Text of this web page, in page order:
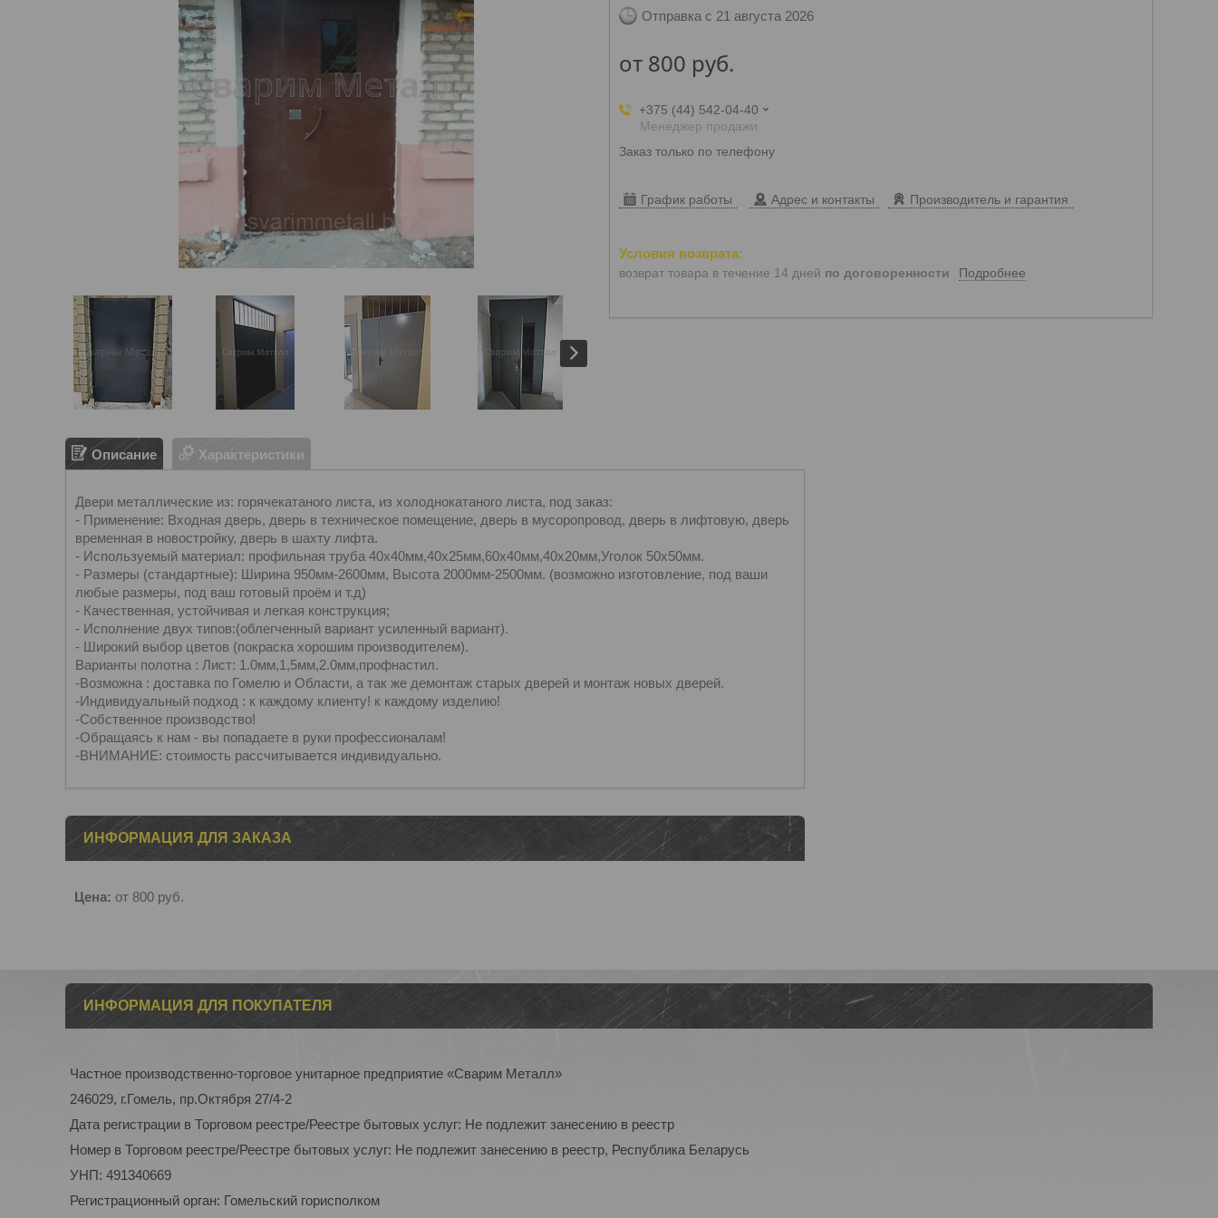
Отправка с 21 августа 2026
от 800 руб.
+375 (44) 542-04-40
Менеджер продажи
Заказ только по телефону
График работы Адрес и контакты Производитель и гарантия
возврат товара в течение 14 дней по договоренности Подробнее
Описание Характеристики
Двери металлические из: горячекатаного листа, из холоднокатаного листа, под заказ:
- Применение: Входная дверь, дверь в техническое помещение, дверь в мусоропровод, дверь в лифтовую, дверь
временная в новостройку, дверь в шахту лифта.
- Используемый материал: профильная труба 40х40мм,40х25мм,60х40мм,40х20мм,Уголок 50х50мм.
- Размеры (стандартные): Ширина 950мм-2600мм, Высота 2000мм-2500мм. (возможно изготовление, под ваши
любые размеры, под ваш готовый проём и т.д)
- Качественная, устойчивая и легкая конструкция;
- Исполнение двух типов:(облегченный вариант усиленный вариант).
- Широкий выбор цветов (покраска хорошим производителем).
Варианты полотна : Лист: 1.0мм,1,5мм,2.0мм,профнастил.
-Возможна : доставка по Гомелю и Области, а так же демонтаж старых дверей и монтаж новых дверей.
-Индивидуальный подход : к каждому клиенту! к каждому изделию!
-Собственное производство!
-Обращаясь к нам - вы попадаете в руки профессионалам!
-ВНИМАНИЕ: стоимость рассчитывается индивидуально.
ИНФОРМАЦИЯ ДЛЯ ЗАКАЗА
Цена: от 800 руб.
ИНФОРМАЦИЯ ДЛЯ ПОКУПАТЕЛЯ
Частное производственно-торговое унитарное предприятие «Сварим Металл»
246029, г.Гомель, пр.Октября 27/4-2
Дата регистрации в Торговом реестре/Реестре бытовых услуг: Не подлежит занесению в реестр
Номер в Торговом реестре/Реестре бытовых услуг: Не подлежит занесению в реестр, Республика Беларусь
УНП: 491340669
Регистрационный орган: Гомельский горисполком